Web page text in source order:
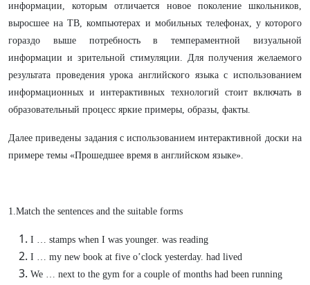
информации, которым отличается новое поколение школьников,
выросшее на ТВ, компьютерах и мобильных телефонах, у которого
гораздо выше потребность в темпераментной визуальной
информации и зрительной стимуляции. Для получения желаемого
результата проведения урока английского языка с использованием
информационных и интерактивных технологий стоит включать в
образовательный процесс яркие примеры, образы, факты.
Далее приведены задания с использованием интерактивной доски на
примере темы «Прошедшее время в английском языке».
1.Match the sentences and the suitable forms
I … stamps when I was younger. was reading
I … my new book at five o’clock yesterday. had lived
We … next to the gym for a couple of months had been running